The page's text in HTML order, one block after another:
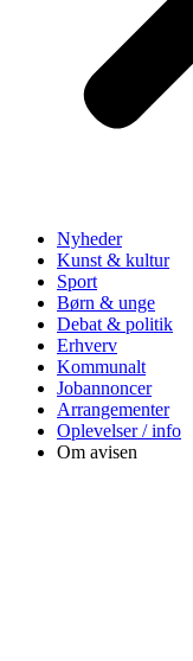
Nyheder
Kunst & kultur
Sport
Børn & unge
Debat & politik
Erhverv
Kommunalt
Jobannoncer
Arrangementer
Oplevelser / info
Om avisen